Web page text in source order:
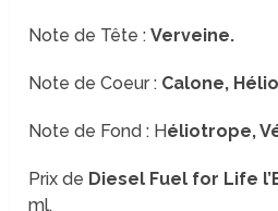
Note de Tête :Verveine.
Note de Coeur : Calone,
Note de Fond : Héliotrope,
Prix de Diesel Fuel for Life
ml.